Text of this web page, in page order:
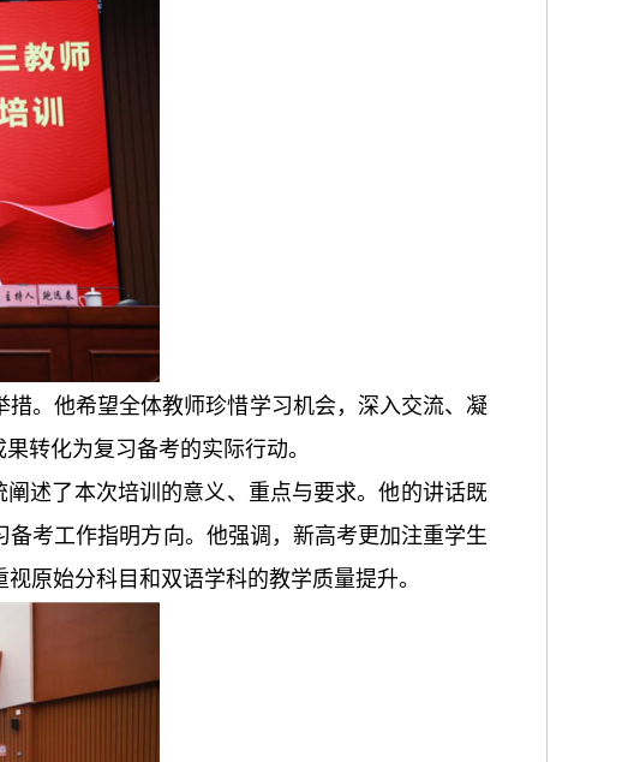
。他希望全体教师珍惜学习机会，深入交流、凝
转化为复习备考的实际行动。
阐述了本次培训的意义、重点与要求。他的讲话既
考工作指明方向。他强调，新高考更加注重学生
原始分科目和双语学科的教学质量提升。